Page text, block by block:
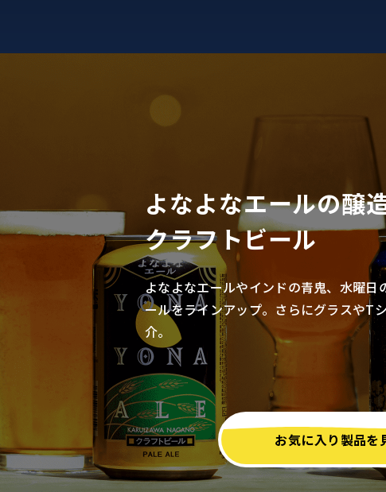
よなよなエールの醸
クラフトビール
よなよなエールやインドの青鬼、水曜日
ールをラインアップ。さらにグラスやT
介。
お気に入り製品を